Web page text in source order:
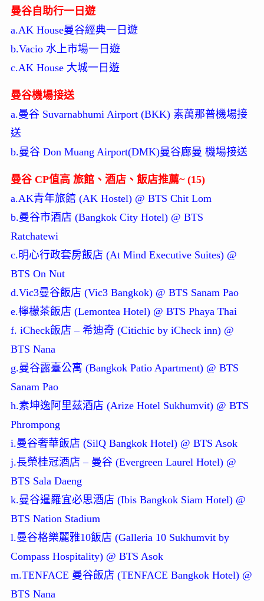
曼谷自助行一日遊
a.AK House曼谷經典一日遊
b.Vacio 水上市場一日遊
c.AK House 大城一日遊
曼谷機場接送
a.曼谷 Suvarnabhumi Airport (BKK) 素萬那普機場接
送
b.曼谷 Don Muang Airport(DMK)曼谷廊曼 機場接送
曼谷 CP值高 旅館、酒店、飯店推薦~ (15)
a.AK青年旅館 (AK Hostel) @ BTS Chit Lom
b.曼谷市酒店 (Bangkok City Hotel) @ BTS
Ratchatewi
c.明心行政套房飯店 (At Mind Executive Suites) @
BTS On Nut
d.Vic3曼谷飯店 (Vic3 Bangkok) @ BTS Sanam Pao
e.檸檬茶飯店 (Lemontea Hotel) @ BTS Phaya Thai
f. iCheck飯店 – 希迪奇 (Citichic by iCheck inn) @
BTS Nana
g.曼谷露臺公寓 (Bangkok Patio Apartment) @ BTS
Sanam Pao
h.素坤逸阿里茲酒店 (Arize Hotel Sukhumvit) @ BTS
Phrompong
i.曼谷奢華飯店 (SilQ Bangkok Hotel) @ BTS Asok
j.長榮桂冠酒店 – 曼谷 (Evergreen Laurel Hotel) @
BTS Sala Daeng
k.曼谷暹羅宜必思酒店 (Ibis Bangkok Siam Hotel) @
BTS Nation Stadium
l.曼谷格樂麗雅10飯店 (Galleria 10 Sukhumvit by
Compass Hospitality) @ BTS Asok
m.TENFACE 曼谷飯店 (TENFACE Bangkok Hotel) @
BTS Nana